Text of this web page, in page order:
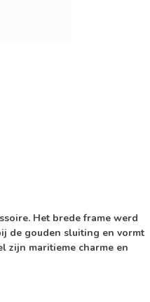
Het brede frame werd
de gouden sluiting en vormt
zijn maritieme charme en